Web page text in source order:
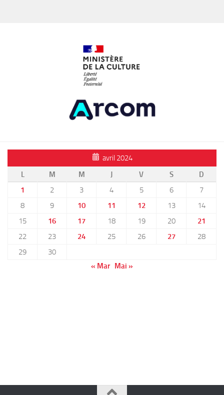
avril 2024
L
M M J V S
D
1
2 3 4 5 6
7
8
9 10 11 12 13
14
15
16 17 18 19 20
21
22
23 24 25 26 27
28
29
30
« Mar Mai »